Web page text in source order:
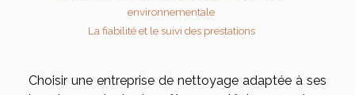
environnementale
La fiabilité et le suivi des prestations
Choisir une entreprise de nettoyage adaptée à ses